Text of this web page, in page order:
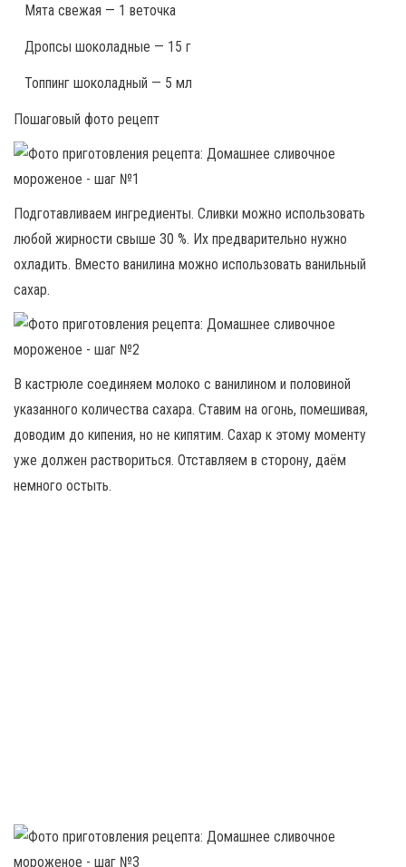
Мята свежая — 1 веточка
Дропсы шоколадные — 15 г
Топпинг шоколадный — 5 мл
Пошаговый фото рецепт
Подготавливаем ингредиенты. Сливки можно использовать
любой жирности свыше 30 %. Их предварительно нужно
охладить. Вместо ванилина можно использовать ванильный
сахар.
В кастрюле соединяем молоко с ванилином и половиной
указанного количества сахара. Ставим на огонь, помешивая,
доводим до кипения, но не кипятим. Сахар к этому моменту
уже должен раствориться. Отставляем в сторону, даём
немного остыть.